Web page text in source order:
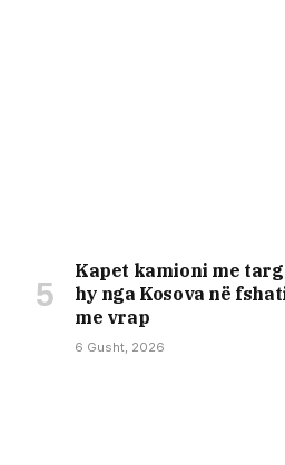
Kapet kamioni me
hy nga Kosova në
me vrap
6 Gusht, 2026